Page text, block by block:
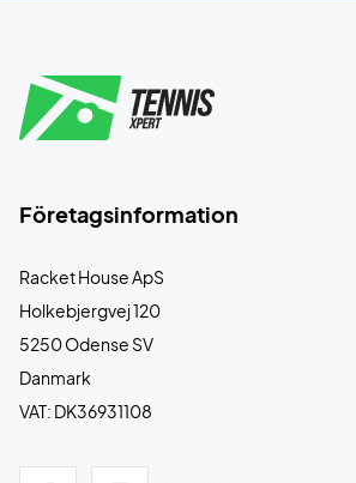
Företagsinformation
Racket House ApS
Holkebjergvej 120
5250 Odense SV
Danmark
VAT: DK36931108